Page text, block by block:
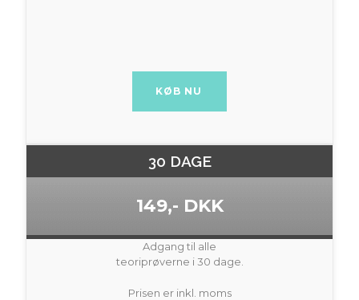
BUY NOW
30 DAGE
149,- DKK
Adgang til alle
teoriprøverne i 30 dage.
Prisen er inkl. moms